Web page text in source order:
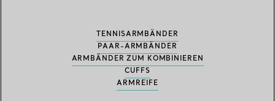
TENNISARMBÄNDER
PAAR-ARMBÄNDER
ARMBÄNDER ZUM KOMBINIEREN
CUFFS
ARMREIFE